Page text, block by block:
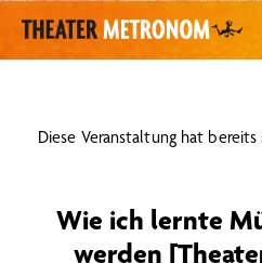
Diese Veranstaltung hat
Wie ich lernte
werden